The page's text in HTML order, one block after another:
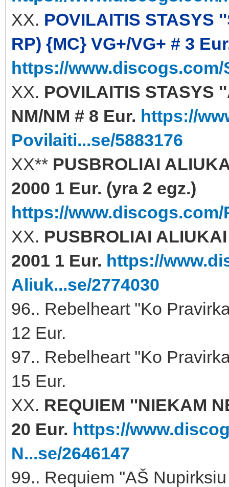
XX. POVILAITIS STASYS
RP) {MC} VG+/VG+ # 3
https://www.discogs.com/
XX. POVILAITIS STASYS
NM/NM # 8 Eur. https://
Povilaiti...se/5883176
XX** PUSBROLIAI
2000 1 Eur. (yra 2 egz.)
https://
XX. PUSBROLIAI
2001 1 Eur. https://
Aliuk...se/2774030
96.. Rebelheart ''Ko
12 Eur.
97.. Rebelheart ''Ko
15 Eur.
XX. REQUIEM ''NIEKAM
20 Eur. https://
N...se/2646147
99.. Requiem ''AŠ